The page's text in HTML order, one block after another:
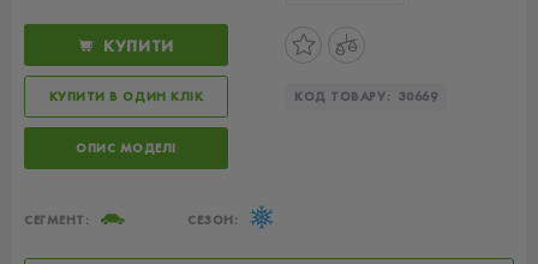
КУПИТИ
КУПИТИ В ОДИН КЛІК КОД ТОВАРУ: 30669
ОПИС МОДЕЛІ
СЕГМЕНТ: СЕЗОН: